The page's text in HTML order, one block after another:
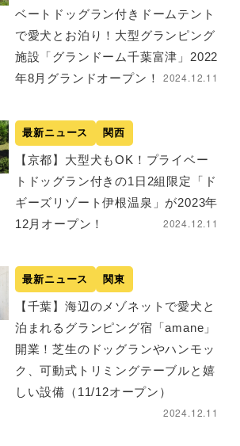
ベートドッグラン付きドームテント
で愛犬とお泊り！大型グランピング
施設「グランドーム千葉富津」2022
年8月グランドオープン！
2024.12.11
最新ニュース 関西
【京都】大型犬もOK！プライベー
トドッグラン付きの1日2組限定「ド
ギーズリゾート伊根温泉」が2023年
12月オープン！
2024.12.11
最新ニュース 関東
【千葉】海辺のメゾネットで愛犬と
泊まれるグランピング宿「amane」
開業！芝生のドッグランやハンモッ
ク、可動式トリミングテーブルと嬉
しい設備（11/12オープン）
2024.12.11